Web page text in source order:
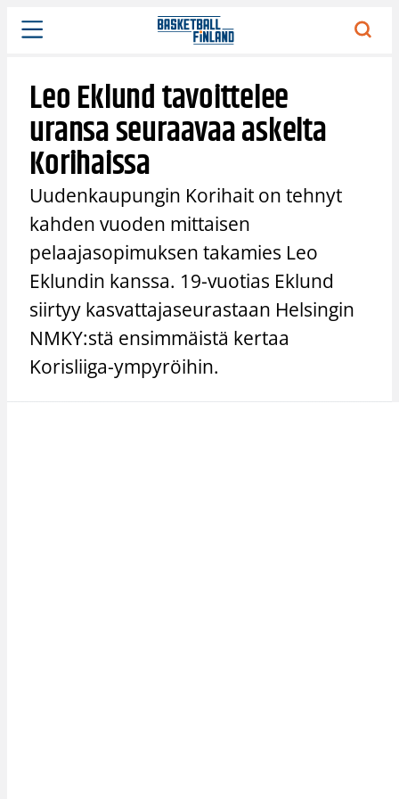
Siirry
sisältöön
Leo Eklund tavoittelee
uransa seuraavaa askelta
Korihaissa
Uudenkaupungin Korihait on tehnyt
kahden vuoden mittaisen
pelaajasopimuksen takamies Leo
Eklundin kanssa. 19-vuotias Eklund
siirtyy kasvattajaseurastaan Helsingin
NMKY:stä ensimmäistä kertaa
Korisliiga-ympyröihin.